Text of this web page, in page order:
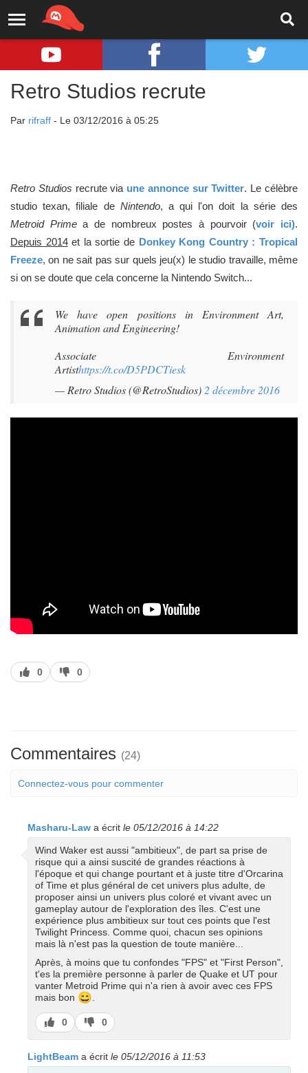
Retro Studios recrute
Par rifraff - Le 03/12/2016 à 05:25
Retro Studios recrute via une annonce sur Twitter. Le célèbre
studio texan, filiale deNintendo, a qui l'on doit la série des
Metroid Primea de nombreux postes à pourvoir (voir ici).
Depuis 2014et la sortie de Donkey Kong Country : Tropical
Freeze, on ne sait pas sur quels jeu(x) le studio travaille, même
si on se doute que cela concerne la Nintendo Switch...
We have open positions in Environment Art,
Animation and Engineering!
Associate Environment
Artisthttps://t.co/D5PDCTiesk
— Retro Studios (@RetroStudios) 2 décembre 2016
J’aime
0
J’aime
pas
0
Commentaires (24)
Connectez-vous pour commenter
Masharu-Law a écrit le 05/12/2016 à 14:22
Wind Waker est aussi "ambitieux", de part sa prise de
risque qui a ainsi suscité de grandes réactions à
l'époque et qui change pourtant et à juste titre d'Orcarina
of Time et plus général de cet univers plus adulte, de
proposer ainsi un univers plus coloré et vivant avec un
gameplay autour de l'exploration des îles. C'est une
expérience plus ambitieux sur tout ces points que l'est
Twilight Princess. Comme quoi, chacun ses opinions
mais là n'est pas la question de toute manière...
Après, à moins que tu confondes "FPS" et "First Person",
t'es la première personne à parler de Quake et UT pour
vanter Metroid Prime qui n'a rien à avoir avec ces FPS
mais bon 😄
J’aime
0
J’aime
pas
0
LightBeam a écrit le 05/12/2016 à 11:53